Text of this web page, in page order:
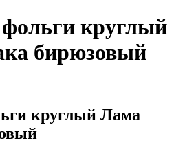
круглый
бирюзовый
круглый Лама